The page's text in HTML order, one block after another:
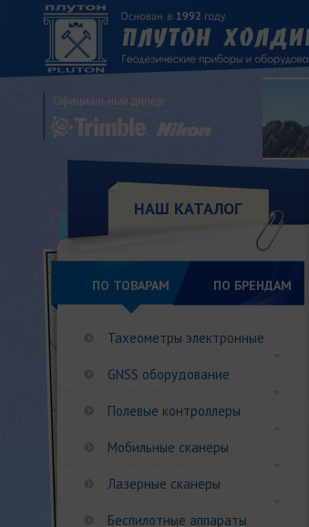
НАШ КАТАЛОГ
ПО ТОВАРАМ ПО БРЕНДАМ
Тахеометры электронные
GNSS оборудование
Полевые контроллеры
Мобильные сканеры
Лазерные сканеры
Беспилотные аппараты